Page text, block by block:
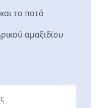
το ποτό
αμαξιδίου